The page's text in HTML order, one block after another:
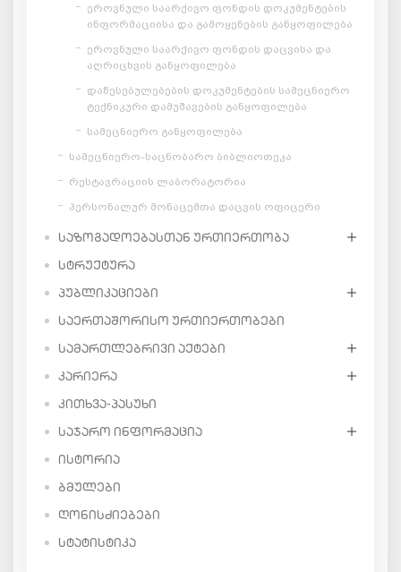
ეროვნული საარქივო ფონდის დოკუმენტების
ინფორმაციისა და გამოყენების განყოფილება
ეროვნული საარქივო ფონდის დაცვისა და
აღრიცხვის განყოფილება
დაწესებულებების დოკუმენტების სამეცნიერო
ტექნიკური დამუშავების განყოფილება
სამეცნიერო განყოფილება
სამეცნიერო-საცნობარო ბიბლიოთეკა
რესტავრაციის ლაბორატორია
პერსონალურ მონაცემთა დაცვის ოფიცერი
ᲡᲐᲖᲝᲒᲐᲓᲝᲔᲑᲐᲡᲗᲐᲜ ᲣᲠᲗᲘᲔᲠᲗᲝᲑᲐ
ᲡᲢᲠᲣᲥᲢᲣᲠᲐ
ᲞᲣᲑᲚᲘᲙᲐᲪᲘᲔᲑᲘ
ᲡᲐᲔᲠᲗᲐᲨᲝᲠᲘᲡᲝ ᲣᲠᲗᲘᲔᲠᲗᲝᲑᲔᲑᲘ
ᲡᲐᲛᲐᲠᲗᲚᲔᲑᲠᲘᲕᲘ ᲐᲥᲢᲔᲑᲘ
ᲙᲐᲠᲘᲔᲠᲐ
ᲙᲘᲗᲮᲕᲐ-ᲞᲐᲡᲣᲮᲘ
ᲡᲐᲯᲐᲠᲝ ᲘᲜᲤᲝᲠᲛᲐᲪᲘᲐ
ᲘᲡᲢᲝᲠᲘᲐ
ᲑᲛᲣᲚᲔᲑᲘ
ᲦᲝᲜᲘᲡᲫᲘᲔᲑᲔᲑᲘ
ᲡᲢᲐᲢᲘᲡᲢᲘᲙᲐ